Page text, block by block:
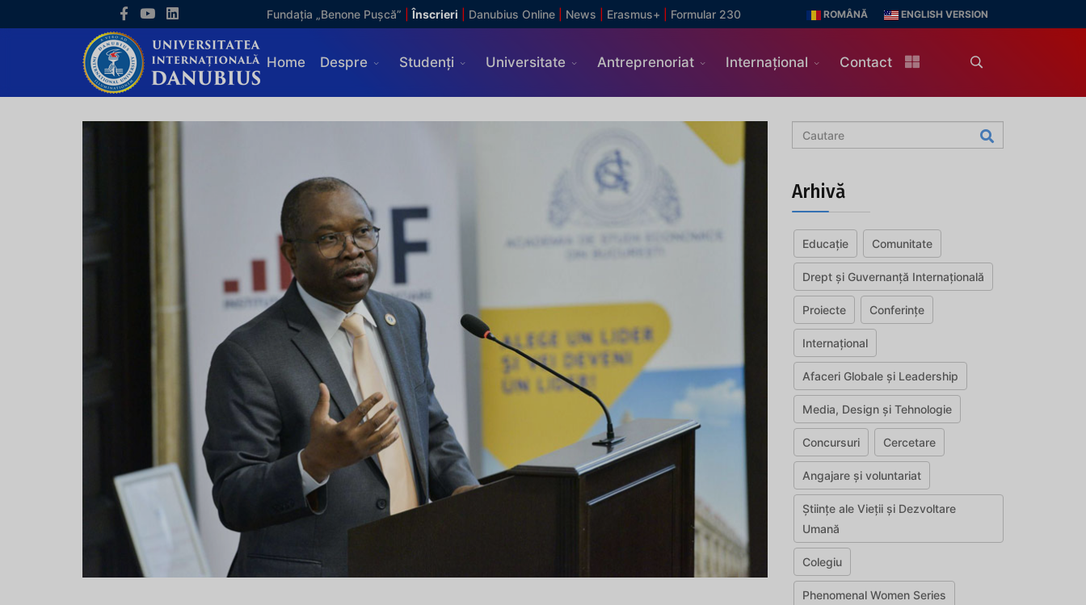
Fundația „Benone Pușcă” Înscrieri Danubius Online News Erasmus+ Formular 230 ROMÂNĂ ENGLISH VERSION
Home Despre Studenți Universitate Antreprenoriat Internațional Contact
Arhivă
Educație Comunitate
Drept și Guvernanță Internațională
Proiecte Conferințe
Internațional
Afaceri Globale și Leadership
Media, Design și Tehnologie
Concursuri Cercetare
Angajare și voluntariat
Științe ale Vieții și Dezvoltare
Umană
Colegiu
Phenomenal Women Series